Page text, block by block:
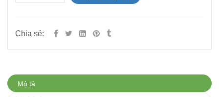
Chia sẻ:
Mô tả